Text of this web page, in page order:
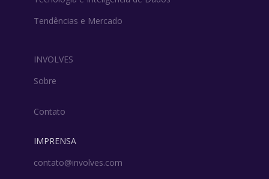
Tendências e Mercado
INVOLVES
Sobre
Contato
IMPRENSA
contato@involves.com